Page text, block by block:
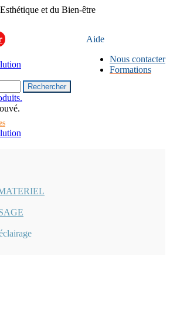
et du Bien-être
Aide
Nous contacter
Formations
Rechercher